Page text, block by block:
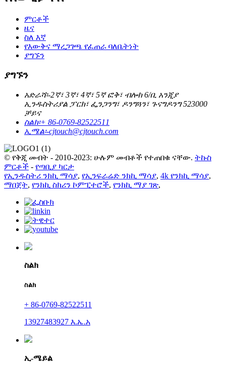
ምርቶች
ዜና
ስለ እኛ
የእውቅና ማረጋገጫ የፈጠራ ባለቤትነት
ያግኙን
ያግኙን
አድራሻ፡-2ኛ፣ 3ኛ፣ 4ኛ፣ 5ኛ ፎቅ፣ ብሎክ 6/ቢ አንጂያ
ኢንዱስትሪያል ፓርክ፣ ፌንጋንግ፣ ዶንግጓን፣ ጉናግዶንግ 523000
ቻይና
ስልክ፡+ 86-0769-82522511
ኢሜል፡-cjtouch@cjtouch.com
© የቅጂ መብት - 2010-2023: ሁሉም መብቶች የተጠበቁ ናቸው. ትኩስ
ምርቶች - የጣቢያ ካርታ
የኢንዱስትሪ ንክኪ ማሳያ, የኢንፍራሬድ ንክኪ ማሳያ, 4k የንክኪ ማሳያ,
ማበጀት, የንክኪ ስክሪን ኮምፒተሮች, የንክኪ ማያ ገጽ,
ስልክ
ስልክ
+ 86-0769-82522511
13927483927 እ.ኤ.አ
ኢ-ሜይል